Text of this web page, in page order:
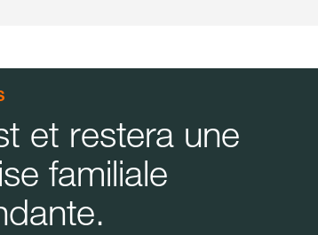
et restera une
familiale